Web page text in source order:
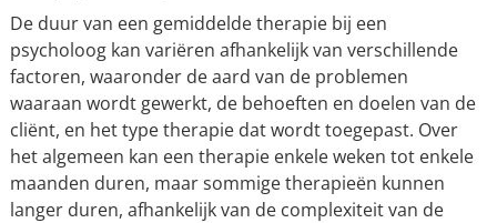
De duur van een gemiddelde therapie bij een
psycholoog kan variëren afhankelijk van verschillende
factoren, waaronder de aard van de problemen
waaraan wordt gewerkt, de behoeften en doelen van de
cliënt, en het type therapie dat wordt toegepast. Over
het algemeen kan een therapie enkele weken tot enkele
maanden duren, maar sommige therapieën kunnen
langer duren, afhankelijk van de complexiteit van de